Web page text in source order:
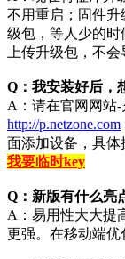
不用重启；固件
级包，等人少的时
上传升级包，不
Q：我安装好后，
A：请在官网网站-
http://p.netzone.com
面添加设备，具
我要临时key
Q：新版有什么亮
A：易用性大大提
更强。在移动端优